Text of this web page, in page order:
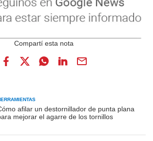
afilar un destornillador de punta plana
mejorar el agarre de los tornillos